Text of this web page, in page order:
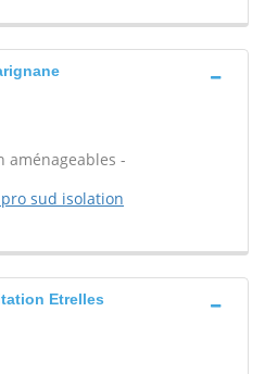
aménageables -
sud isolation
Etrelles